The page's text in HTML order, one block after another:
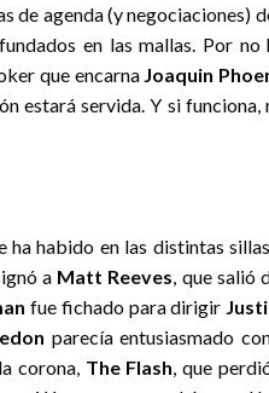
de agenda (y negociaciones)
en las mallas. Por
que encarna Joaquin
estará servida. Y si
ha habido en las distintas
a Matt Reeves, que salió
fue fichado para dirigir
parecía entusiasmado
corona, The Flash, que